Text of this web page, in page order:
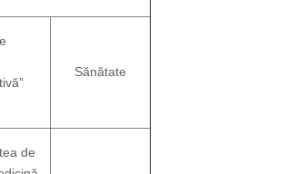
Sănătate
de